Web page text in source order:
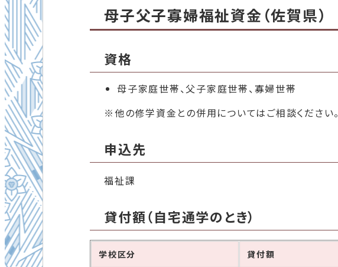
母子父子寡婦福祉資金（佐賀県）
資格
母子家庭世帯、父子家庭世帯、寡婦世帯
※他の修学資金との併用についてはご相談ください。
申込先
福祉課
貸付額（自宅通学のとき）
学校区分 貸付額